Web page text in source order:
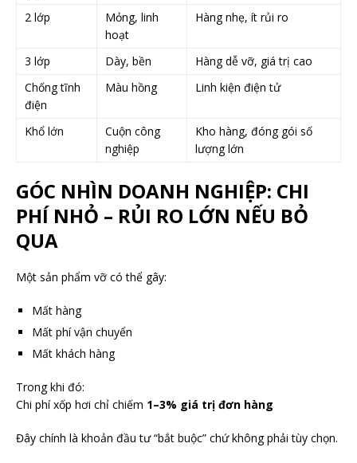
2 lớp
Mỏng, linh
hoạt
Hàng nhẹ, ít rủi ro
3 lớp Dày, bền
Hàng dễ vỡ, giá trị cao
Chống tĩnh
điện
Màu hồng Linh kiện điện tử
Khổ lớn
Cuộn công
nghiệp
Kho hàng, đóng gói số
lượng lớn
GÓC NHÌN DOANH NGHIỆP: CHI
PHÍ NHỎ – RỦI RO LỚN NẾU BỎ
QUA
Một sản phẩm vỡ có thể gây:
Mất hàng
Mất phí vận chuyển
Mất khách hàng
Trong khi đó:
Chi phí xốp hơi chỉ chiếm 1–3% giá trị đơn hàng
Đây chính là khoản đầu tư “bắt buộc” chứ không phải tùy chọn.